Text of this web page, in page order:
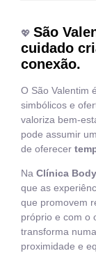
💖 São
cuidado
conexão.
O São Valentim
simbólicos e
valoriza bem-
pode assumir
de oferecer
Na Clínica
que as
que promovem
próprio e com o
transforma
proximidade e